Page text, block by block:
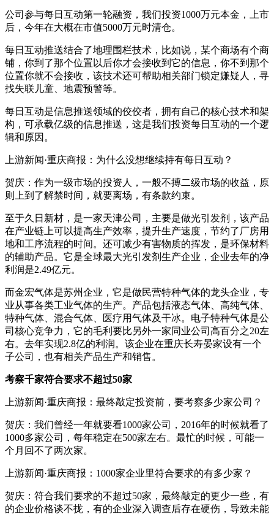
公司参与每日互动第一轮融资，我们投资1000万元本金，上市
后，今年在大概在市值5000万元时清仓。
每日互动推送结合了地理围栏技术，比如说，某个商场有个商
铺，你到了那个位置以后你才会接收到它的信息，你不到那个
位置你就不会接收，该技术还可帮助相关部门锁定嫌疑人，寻
找失联儿童、地震预警等。
每日互动是信息推送领域的佼佼者，拥有自己的核心技术和架
构，可承载亿级的信息推送，这是我们投资每日互动的一个逻
辑和原因。
上游新闻·重庆商报：为什么没想继续持有每日互动？
贺庆：作为一级市场的投资人，一般不搏二级市场的收益，原
则上到了解禁时间，就要离场，有条款约束。
至于久日新材，是一家天津公司，主要是做光引发剂，该产品
在产业链上可以提高生产效率，提升生产速度，节约了厂房用
地和工序流程的时间。还可减少有害物质的挥发，是环保材料
的辅助产品。它是全球最大光引发剂生产企业，企业去年的净
利润是2.49亿元。
而金宏气体是苏州企业，它是做民营特种气体的龙头企业，专
业从事各类工业气体的生产。产品包括液态气体、高纯气体、
特种气体、混合气体、医疗用气体及干冰。电子特种气体是公
司核心竞争力，它的毛利要比另外一家同业公司高百分之20左
右。去年实现2.8亿的利润。该企业在重庆长寿晏家设有一个
子公司，也有相关产品生产和销售。
考察千家符合要求不超过50家
上游新闻·重庆商报：最终敲定投资前，要考察多少家公司？
贺庆：我们曾经一年就要看1000家公司，2016年的时候就看了
1000多家公司，每年稳定在500家左右。最忙的时候，可能一
个月回不了两次家。
上游新闻·重庆商报：1000家企业里符合要求的有多少家？
贺庆：符合我们要求的不超过50家，最终敲定的更少一些，有
的企业价格谈不拢，有的企业深入调查后存在硬伤，导致未能